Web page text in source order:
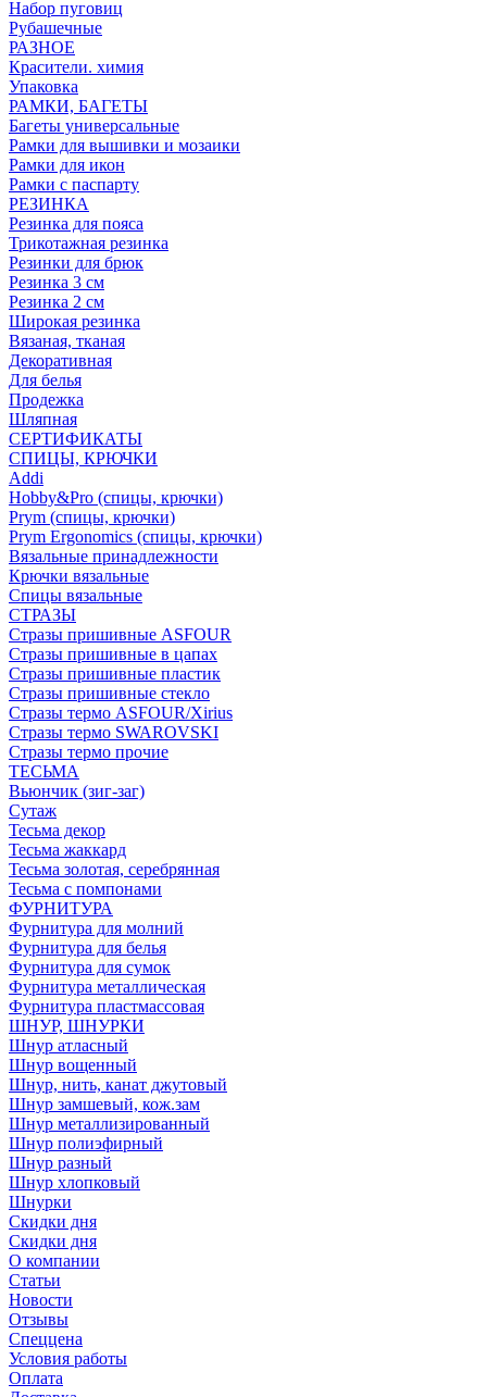
Набор пуговиц
Рубашечные
РАЗНОЕ
Красители. химия
Упаковка
РАМКИ, БАГЕТЫ
Багеты универсальные
Рамки для вышивки и мозаики
Рамки для икон
Рамки с паспарту
РЕЗИНКА
Резинка для пояса
Трикотажная резинка
Резинки для брюк
Резинка 3 см
Резинка 2 см
Широкая резинка
Вязаная, тканая
Декоративная
Для белья
Продежка
Шляпная
СЕРТИФИКАТЫ
СПИЦЫ, КРЮЧКИ
Addi
Hobby&Pro (спицы, крючки)
Prym (спицы, крючки)
Prym Ergonomics (спицы, крючки)
Вязальные принадлежности
Крючки вязальные
Спицы вязальные
СТРАЗЫ
Стразы пришивные ASFOUR
Стразы пришивные в цапах
Стразы пришивные пластик
Стразы пришивные стекло
Стразы термо ASFOUR/Xirius
Стразы термо SWAROVSKI
Стразы термо прочие
ТЕСЬМА
Вьюнчик (зиг-заг)
Сутаж
Тесьма декор
Тесьма жаккард
Тесьма золотая, серебрянная
Тесьма с помпонами
ФУРНИТУРА
Фурнитура для молний
Фурнитура для белья
Фурнитура для сумок
Фурнитура металлическая
Фурнитура пластмассовая
ШНУР, ШНУРКИ
Шнур атласный
Шнур вощенный
Шнур, нить, канат джутовый
Шнур замшевый, кож.зам
Шнур металлизированный
Шнур полиэфирный
Шнур разный
Шнур хлопковый
Шнурки
Скидки дня
Скидки дня
О компании
Статьи
Новости
Отзывы
Спеццена
Условия работы
Оплата